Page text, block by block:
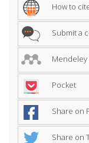
How to
Submit a
Mendeley
Pocket
Share on
Share on